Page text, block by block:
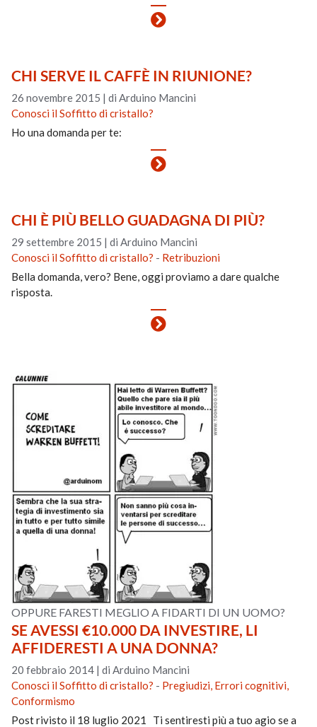
CHI SERVE IL CAFFÈ IN RIUNIONE?
26 novembre 2015 |di Arduino Mancini
Conosci il Soffitto di cristallo?
Ho una domanda per te:
CHI È PIÙ BELLO GUADAGNA DI PIÙ?
29 settembre 2015 |di Arduino Mancini
Conosci il Soffitto di cristallo? - Retribuzioni
Bella domanda, vero? Bene, oggi proviamo a dare qualche
risposta.
OPPURE FARESTI MEGLIO A FIDARTI DI UN UOMO?
SE AVESSI €10.000 DA INVESTIRE, LI
AFFIDERESTI A UNA DONNA?
20 febbraio 2014 |di Arduino Mancini
Conosci il Soffitto di cristallo? - Pregiudizi, Errori cognitivi,
Conformismo
Post rivisto il 18 luglio 2021 Ti sentiresti più a tuo agio se a